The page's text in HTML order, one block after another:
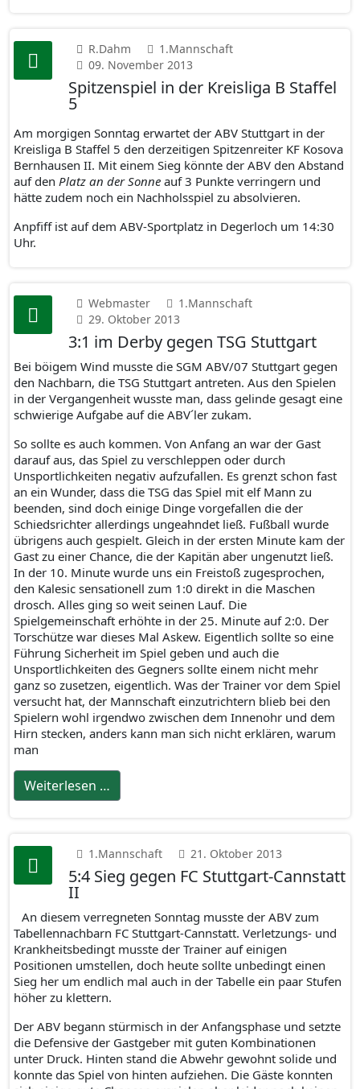
R.Dahm
1.Mannschaft
09. November 2013
Spitzenspiel in der Kreisliga B Staffel
5
Am morgigen Sonntag erwartet der ABV Stuttgart in der
Kreisliga B Staffel 5 den derzeitigen Spitzenreiter KF Kosova
Bernhausen II. Mit einem Sieg könnte der ABV den Abstand
auf den Platz an der Sonne auf 3 Punkte verringern und
hätte zudem noch ein Nachholsspiel zu absolvieren.
Anpfiff ist auf dem ABV-Sportplatz in Degerloch um 14:30
Uhr.
Webmaster
1.Mannschaft
29. Oktober 2013
3:1 im Derby gegen TSG Stuttgart
Bei böigem Wind musste die SGM ABV/07 Stuttgart gegen
den Nachbarn, die TSG Stuttgart antreten. Aus den Spielen
in der Vergangenheit wusste man, dass gelinde gesagt eine
schwierige Aufgabe auf die ABV´ler zukam.
So sollte es auch kommen. Von Anfang an war der Gast
darauf aus, das Spiel zu verschleppen oder durch
Unsportlichkeiten negativ aufzufallen. Es grenzt schon fast
an ein Wunder, dass die TSG das Spiel mit elf Mann zu
beenden, sind doch einige Dinge vorgefallen die der
Schiedsrichter allerdings ungeahndet ließ. Fußball wurde
übrigens auch gespielt. Gleich in der ersten Minute kam der
Gast zu einer Chance, die der Kapitän aber ungenutzt ließ.
In der 10. Minute wurde uns ein Freistoß zugesprochen,
den Kalesic sensationell zum 1:0 direkt in die Maschen
drosch. Alles ging so weit seinen Lauf. Die
Spielgemeinschaft erhöhte in der 25. Minute auf 2:0. Der
Torschütze war dieses Mal Askew. Eigentlich sollte so eine
Führung Sicherheit im Spiel geben und auch die
Unsportlichkeiten des Gegners sollte einem nicht mehr
ganz so zusetzen, eigentlich. Was der Trainer vor dem Spiel
versucht hat, der Mannschaft einzutrichtern blieb bei den
Spielern wohl irgendwo zwischen dem Innenohr und dem
Hirn stecken, anders kann man sich nicht erklären, warum
man
Weiterlesen …
1.Mannschaft 21. Oktober 2013
5:4 Sieg gegen FC Stuttgart-Cannstatt
II
An diesem verregneten Sonntag musste der ABV zum
Tabellennachbarn FC Stuttgart-Cannstatt. Verletzungs- und
Krankheitsbedingt musste der Trainer auf einigen
Positionen umstellen, doch heute sollte unbedingt einen
Sieg her um endlich mal auch in der Tabelle ein paar Stufen
höher zu klettern.
Der ABV begann stürmisch in der Anfangsphase und setzte
die Defensive der Gastgeber mit guten Kombinationen
unter Druck. Hinten stand die Abwehr gewohnt solide und
konnte das Spiel von hinten aufziehen. Die Gäste konnten